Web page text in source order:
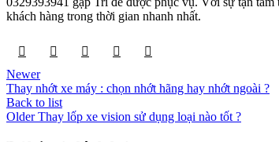
khách hàng trong thời gian nhanh nhất.
Newer
Thay nhớt xe máy : chọn nhớt hãng hay nhớt ngoài ?
Back to list
Older Thay lốp xe vision sử dụng loại nào tốt ?